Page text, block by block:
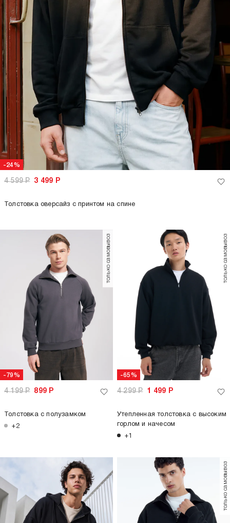
-24%
4 599Р 3 499 Р
Толстовка оверсайз с принтом на спине
-79%
только самовывоз
4 199Р 899 Р
Толстовка с полузамком
+2
-65%
только самовывоз
4 299Р 1 499 Р
Утепленная толстовка с высоким
горлом и начесом
+1
только самовывоз